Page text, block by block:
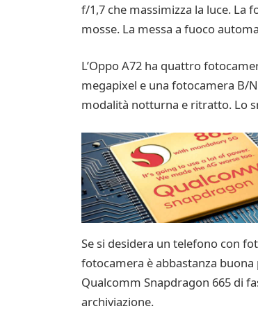
f/1,7 che massimizza la luce. La
mosse. La messa a fuoco
L’Oppo A72 ha quattro
megapixel e una fotocamera B/
modalità notturna e ritratto. Lo
Se si desidera un telefono con
fotocamera è abbastanza
Qualcomm Snapdragon 665 di
archiviazione.